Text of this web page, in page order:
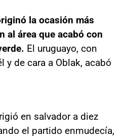
la ocasión más
al área que acabó con
El uruguayo, con
y de cara a Oblak, acabó
en salvador a diez
el partido enmudecía,